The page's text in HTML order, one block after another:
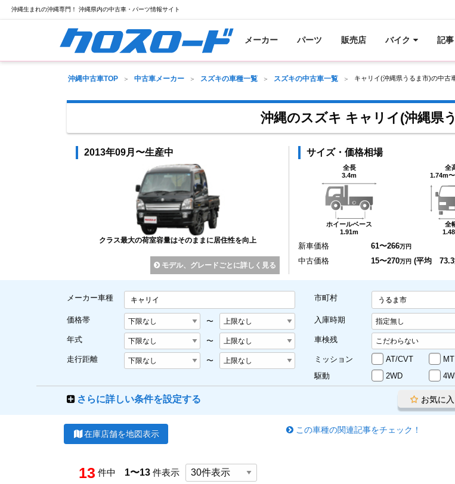
沖縄生まれの沖縄専門！ 沖縄県内の中古車・パーツ情報サイト
メーカー パーツ 販売店 バイク 記事
沖縄中古車TOP 中古車メーカー スズキの車種一覧 スズキの中古車一覧 キャリイ(沖縄県うるま市)の中古
沖縄のスズキ キャリイ(沖縄県
2013年09月〜生産中
クラス最大の荷室容量はそのままに居住性を向上
モデル、グレードごとに詳しく見る
サイズ・価格相場
全長
3.4m
ホイールベース
1.91m
全
1.74m
全
新車価格 61〜266万円
中古価格 15〜270万円 (平均 73.3
メーカー車種 キャリイ
価格帯 〜
年式 〜
走行距離 〜
市町村 うるま市
入庫時期
車検残
ミッション AT/CVT
MT
駆動
2WD
さらに詳しい条件を設定する お気に
在庫店舗を地図表示 この車種の関連記事をチェック！
13 件中 1〜13 件表示